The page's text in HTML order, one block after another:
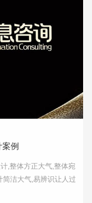
例
,整体方正大气,整体宛
洁大气,易辨识让人过